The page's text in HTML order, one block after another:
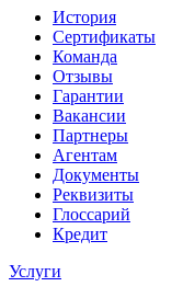
История
Сертификаты
Команда
Отзывы
Гарантии
Вакансии
Партнеры
Агентам
Документы
Реквизиты
Глоссарий
Кредит
Услуги